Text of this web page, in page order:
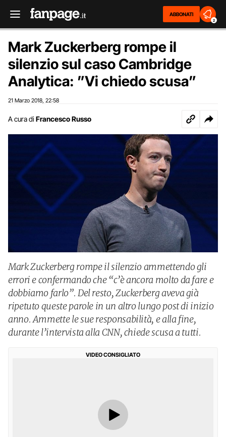
ABBONATI
2
Mark Zuckerberg rompe il
silenzio sul caso Cambridge
Analytica: ”Vi chiedo scusa”
21 Marzo 2018 22:58
A cura di Francesco Russo
Mark Zuckerberg rompe il silenzio ammettendo gli
errori e confermando che “c’è ancora molto da fare e
dobbiamo farlo”. Del resto, Zuckerberg aveva già
ripetuto queste parole in un altro lungo post di inizio
anno. Ammette le sue responsabilità, e alla fine,
durante l’intervista alla CNN, chiede scusa a tutti.
VIDEO CONSIGLIATO